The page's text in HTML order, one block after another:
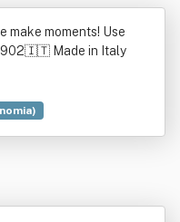
make moments! Use
Made in Italy